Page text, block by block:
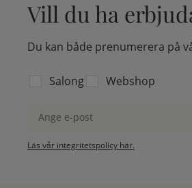
Vill du ha
Du kan både prenumerera på
Välj vilken lista du vill
Salong
Webshop
Ange e-post
Läs vår integritetspolicy här.